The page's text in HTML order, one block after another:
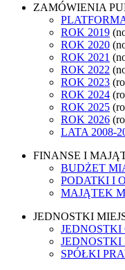
ZAMÓWIENIA
ROK 2019
ROK 2020
ROK 2021
ROK 2022
ROK 2023
ROK 2024
ROK 2025
ROK 2026
LATA 2008-
FINANSE I
BUDŻET
PODATKI I
MAJĄTEK
JEDNOSTKI
JEDNOSTKI
SPÓŁKI